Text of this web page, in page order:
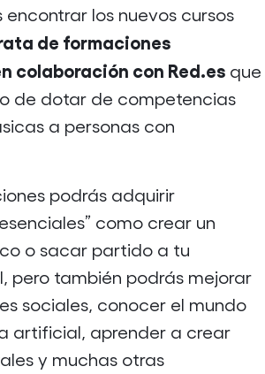
los nuevos cursos
de formaciones
colaboración con Red.es que
de dotar de competencias
a personas con
podrás adquirir
como crear un
o sacar partido a tu
pero también podrás mejorar
sociales, conocer el mundo
artificial, aprender a crear
y muchas otras